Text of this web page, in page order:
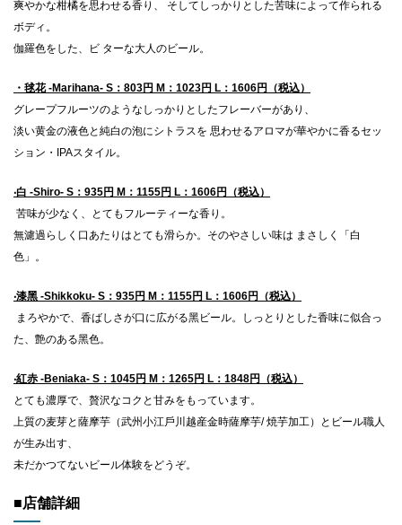
爽やかな柑橘を思わせる⾹り、 そしてしっかりとした苦味によって作られる
ボディ。
伽羅⾊をした、ビ ターな⼤⼈のビール。
・毬花 -Marihana- S：803円 M：1023円 L：1606円（税込）
グレープフルーツのようなしっかりとしたフレーバーがあり、
淡い⻩⾦の液⾊と純⽩の泡にシトラスを 思わせるアロマが華やかに⾹るセッ
ション・IPAスタイル。
‧⽩ -Shiro- S：935円 M：1155円 L：1606円（税込）
苦味が少なく、とてもフルーティーな⾹り。
無濾過らしく⼝あたりはとても滑らか。そのやさしい味は まさしく「⽩
⾊」。
‧漆黑 -Shikkoku- S：935円 M：1155円 L：1606円（税込）
まろやかで、⾹ばしさが⼝に広がる⿊ビール。しっとりとした⾹味に似合っ
た、艶のある⿊⾊。
‧紅⾚ -Beniaka- S：1045円 M：1265円 L：1848円（税込）
とても濃厚で、贅沢なコクと⽢みをもっています。
上質の⻨芽と薩摩芋（武州⼩江⼾川越産⾦時薩摩芋/ 焼芋加⼯）とビール職⼈
が⽣み出す、
未だかつてないビール体験をどうぞ。
■店舗詳細